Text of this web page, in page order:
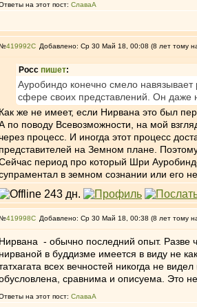
на этот пост: СлаваА
№419992 Добавлено: Ср 30 Май 18, 00:08 (8 лет тому
Росс пишет:
Ауробиндо конечно смело
сфере своих представлений. Он даже
Как же не имеет, если Нирвана это был
по поводу Всевозможности, на мой
процесс. И иногда этот процесс
представителей на Земном плане.
период про который Шри
в земном сознании или его
№419998 Добавлено: Ср 30 Май 18, 00:38 (8 лет тому
Нирвана - обычно последний опыт. Разве
нирваной в буддизме имеется в виду не
всех вечностей никогда не
сравнима и описуема. Это
на этот пост: СлаваА